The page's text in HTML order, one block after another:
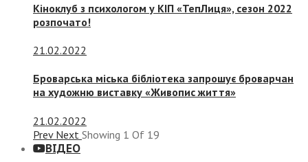
Кіноклуб з психологом у КІП «ТепЛиця», сезон 2022
розпочато!
21.02.2022
Броварська міська бібліотека запрошує броварчан
на художню виставку «Живопис життя»
21.02.2022
Prev Next Showing 1 Of 19
ВІДЕО